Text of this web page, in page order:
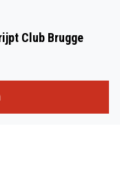
Club Brugge